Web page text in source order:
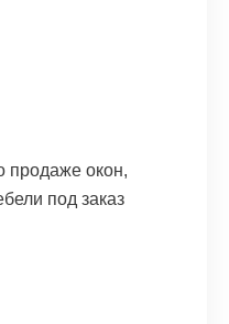
продаже окон,
под заказ